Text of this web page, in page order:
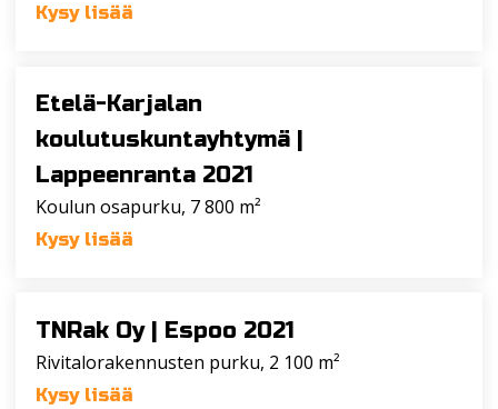
Kysy lisää
Etelä-Karjalan
koulutuskuntayhtymä |
Lappeenranta 2021
Koulun osapurku, 7 800 m²
Kysy lisää
TNRak Oy | Espoo 2021
Rivitalorakennusten purku, 2 100 m²
Kysy lisää